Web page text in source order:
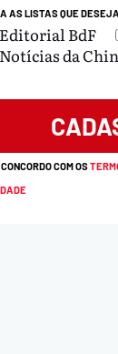
AS LISTAS QUE
Editorial BdF
Notícias da
COM OS